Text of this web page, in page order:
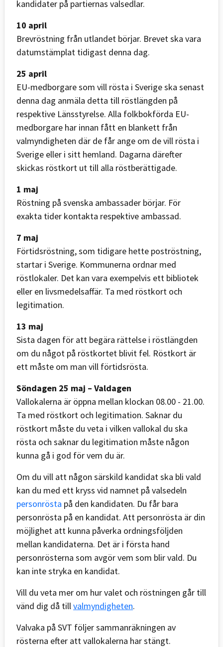
kandidater på partiernas valsedlar.
10 april
Brevröstning från utlandet börjar. Brevet ska vara
datumstämplat tidigast denna dag.
25 april
EU-medborgare som vill rösta i Sverige ska senast
denna dag anmäla detta till röstlängden på
respektive Länsstyrelse. Alla folkbokförda EU-
medborgare har innan fått en blankett från
valmyndigheten där de får ange om de vill rösta i
Sverige eller i sitt hemland. Dagarna därefter
skickas röstkort ut till alla röstberättigade.
1 maj
Röstning på svenska ambassader börjar. För
exakta tider kontakta respektive ambassad.
7 maj
Förtidsröstning, som tidigare hette poströstning,
startar i Sverige. Kommunerna ordnar med
röstlokaler. Det kan vara exempelvis ett bibliotek
eller en livsmedelsaffär. Ta med röstkort och
legitimation.
13 maj
Sista dagen för att begära rättelse i röstlängden
om du något på röstkortet blivit fel. Röstkort är
ett måste om man vill förtidsrösta.
Söndagen 25 maj – Valdagen
Vallokalerna är öppna mellan klockan 08.00 - 21.00.
Ta med röstkort och legitimation. Saknar du
röstkort måste du veta i vilken vallokal du ska
rösta och saknar du legitimation måste någon
kunna gå i god för vem du är.
Om du vill att någon särskild kandidat ska bli vald
kan du med ett kryss vid namnet på valsedeln
personrösta på den kandidaten. Du får bara
personrösta på en kandidat. Att personrösta är din
möjlighet att kunna påverka ordningsföljden
mellan kandidaterna. Det är i första hand
personrösterna som avgör vem som blir vald. Du
kan inte stryka en kandidat.
Vill du veta mer om hur valet och röstningen går till
vänd dig då till valmyndigheten.
Valvaka på SVT följer sammanräkningen av
rösterna efter att vallokalerna har stängt.